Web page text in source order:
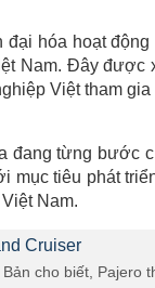
đại hóa hoạt động
Nam. Đây được
Việt tham gia
đang từng bước
mục tiêu phát
Nam.
Cruiser
cho biết, Pajero